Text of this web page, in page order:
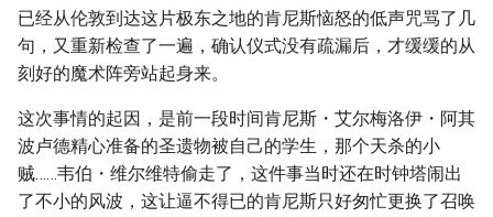
已经从伦敦到达这片极东之地的肯尼斯恼怒的低声咒骂了几
句，又重新检查了一遍，确认仪式没有疏漏后，才缓缓的从
刻好的魔术阵旁站起身来。
这次事情的起因，是前一段时间肯尼斯・艾尔梅洛伊・阿其
波卢德精心准备的圣遗物被自己的学生，那个天杀的小
贼……韦伯・维尔维特偷走了，这件事当时还在时钟塔闹出
了不小的风波，这让逼不得已的肯尼斯只好匆忙更换了召唤